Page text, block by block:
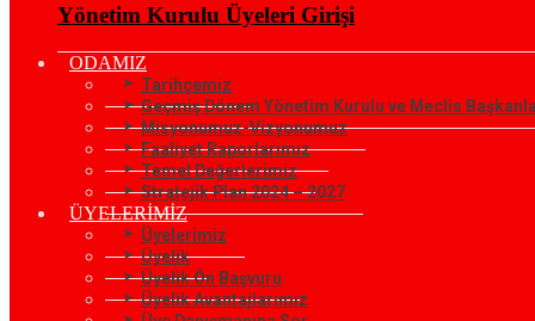
Yönetim Kurulu Üyeleri Girişi
ODAMIZ
Tarihçemiz
Geçmiş Dönem Yönetim Kurulu ve Meclis
Misyonumuz-Vizyonumuz
Faaliyet Raporlarımız
Temel Değerlerimiz
Stratejik Plan 2024 – 2027
ÜYELERİMİZ
Üyelerimiz
Üyelik
Üyelik Ön Başvuru
Üyelik Avantajlarımız